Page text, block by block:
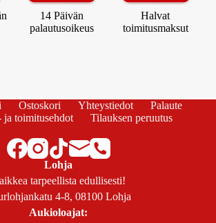
14 Päivän
palautusoikeus
Halvat
toimitusmaksut
Ostoskori Yhteystiedot
Palaute
ja toimitusehdot
Tilauksen peruutus
Lohja
tarpeellista edullisesti!
4-8, 08100 Lohja
Aukioloajat: